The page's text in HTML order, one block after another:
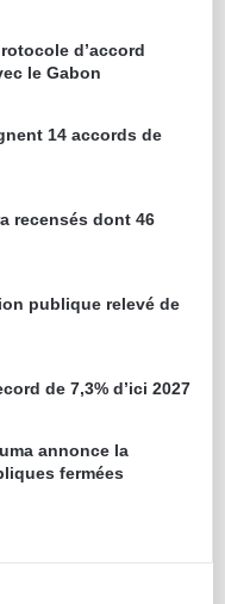
d’accord
le Gabon
14 accords de
recensés dont 46
publique relevé de
de 7,3% d’ici 2027
annonce la
fermées